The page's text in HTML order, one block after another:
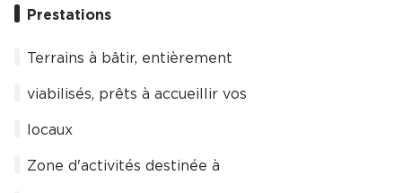
Prestations
Terrains à bâtir, entièrement
viabilisés, prêts à accueillir vos
locaux
Zone d'activités destinée à